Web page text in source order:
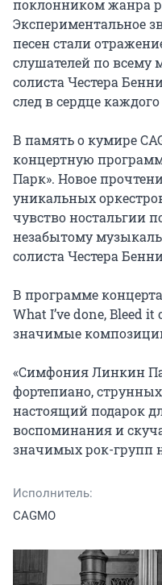
поклонником жанра
Экспериментальное
песен стали
слушателей по всему
солиста Честера
след в сердце
В память о кумире
концертную
Парк». Новое
уникальных
чувство ностальгии
незабытому
солиста Честера
В программе
What I’ve done, Bleed
значимые
«Симфония Линкин
фортепиано,
настоящий подарок
воспоминания и
значимых рок-групп
Исполнитель:
CAGMO